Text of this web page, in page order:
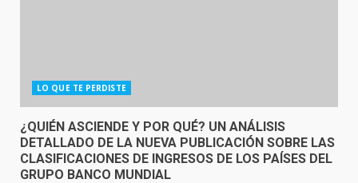
LO QUE TE PERDISTE
¿QUIÉN ASCIENDE Y POR QUÉ? UN ANÁLISIS
DETALLADO DE LA NUEVA PUBLICACIÓN SOBRE LAS
CLASIFICACIONES DE INGRESOS DE LOS PAÍSES DEL
GRUPO BANCO MUNDIAL